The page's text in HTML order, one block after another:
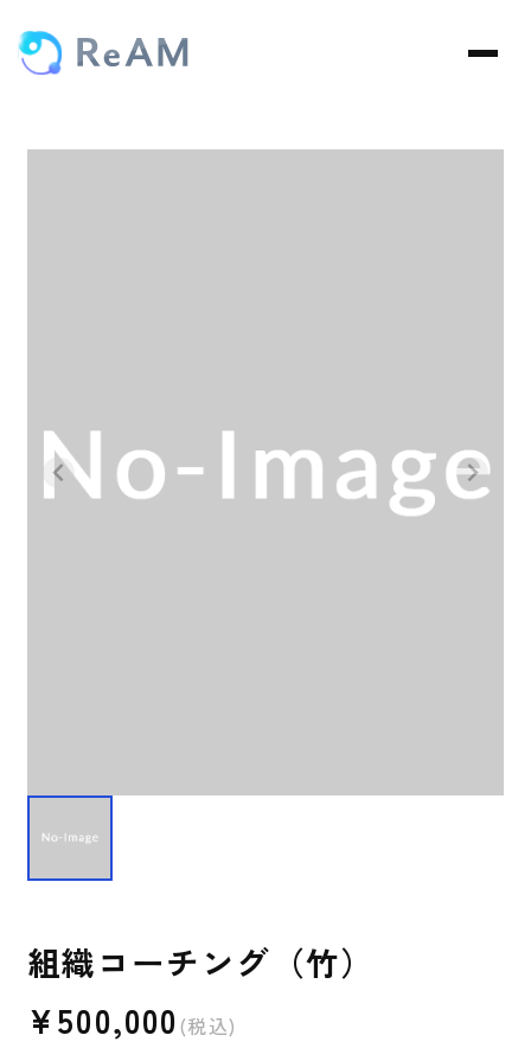
組織コーチング（竹）
¥500,000 (税込)